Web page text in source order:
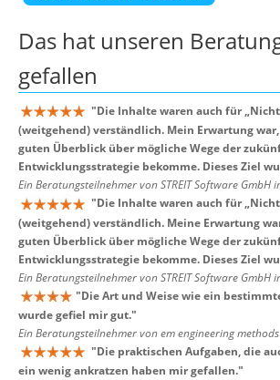
Das hat unseren
gefallen
"Die Inhalte waren auch für
(weitgehend) verständlich. Mein Erwartung
guten Überblick über mögliche Wege der
Entwicklungsstrategie bekomme. Dieses Ziel
Ein Beratungsteilnehmer von STREIT Software
"Die Inhalte waren auch für
(weitgehend) verständlich. Meine Erwartung
guten Überblick über mögliche Wege der
Entwicklungsstrategie bekomme. Dieses Ziel
Ein Beratungsteilnehmer von STREIT Software
"Die Art und Weise wie ein
wurde gefiel mir gut."
Ein Beratungsteilnehmer von em engineering
"Die praktischen Aufgaben, die
ein wenig ankratzen haben mir gefallen."